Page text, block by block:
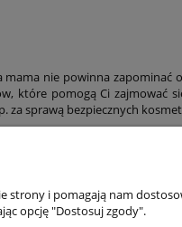
nie powinna
które pomogą Ci
za sprawą bezpiecznych
strony i pomagają nam
opcję "Dostosuj zgody".